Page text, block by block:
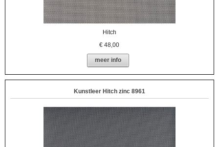
Hitch
€48,00
meer info
Kunstleer Hitch zinc 8961